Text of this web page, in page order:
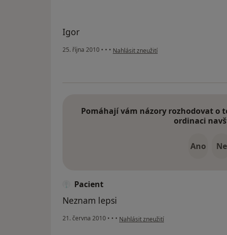
Igor
25. října 2010 • • • podle názoru uživatele Pacient
Nahlásit zneužití
Pomáhají vám názory rozhodovat o
ordinaci
Ano Ne
Pacient
Neznam lepsi
21. června 2010 • • • podle názoru uživatele Pacient
Nahlásit zneužití